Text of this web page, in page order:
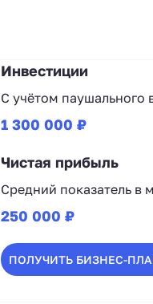
Инвестиции
С учётом паушального
1 300 000 ₽
Чистая прибыль
Средний показатель в
250 000 ₽
ПОЛУЧИТЬ БИЗНЕС-